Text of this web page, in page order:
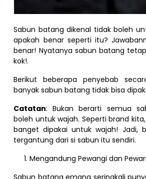
Sabun batang dikenal tidak boleh
apakah benar seperti itu?
benar! Nyatanya sabun batang
kok!.
Berikut beberapa penyebab
banyak sabun batang tidak bisa
Catatan: Bukan berarti semua
boleh untuk wajah. Seperti brand kita,
banget dipakai untuk wajah! Jadi,
tergantung dari si sabun itu sendiri.
Mengandung Pewangi dan
Sabun batang emang seringkali